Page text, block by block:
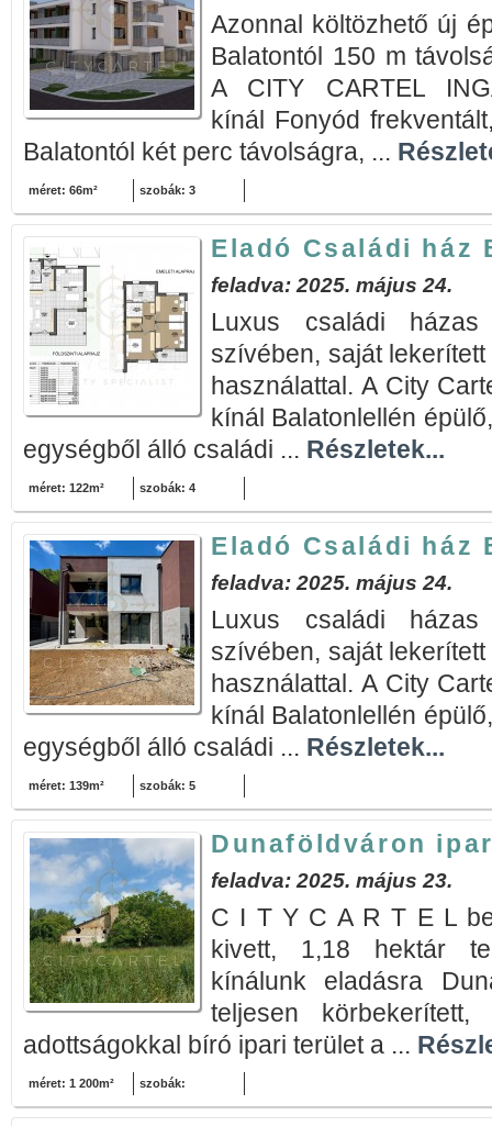
Azonnal költözhető új
Balatontól 150 m
A CITY CARTEL
kínál Fonyód
Balatontól két perc távolságra, ...
méret: 66m² szobák: 3
Eladó Családi ház
feladva: 2025. május 24.
Luxus családi házas
szívében, saját
használattal. A City
kínál Balatonlellén
egységből álló családi ... Részletek...
méret: 122m² szobák: 4
Eladó Családi ház
feladva: 2025. május 24.
Luxus családi házas
szívében, saját
használattal. A City
kínál Balatonlellén
egységből álló családi ... Részletek...
méret: 139m² szobák: 5
Dunaföldváron
feladva: 2025. május 23.
C I T Y C A R T E L
kivett, 1,18 hektár
kínálunk eladásra
teljesen
adottságokkal bíró ipari terület a ...
méret: 1 200m² szobák: